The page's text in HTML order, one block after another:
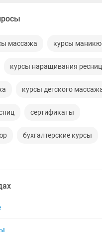
массажа курсы
курсы наращивания ресниц
курсы детского
сертификаты
бухгалтерские курсы